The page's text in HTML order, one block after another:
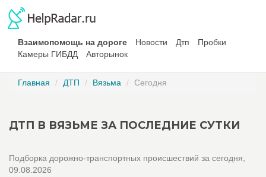
Взаимопомощь на дороге Новости Дтп
Пробки
Камеры ГИБДД
Авторынок
Главная ДТП Вязьма Сегодня
ДТП В ВЯЗЬМЕ ЗА ПОСЛЕДНИЕ СУТКИ
Подборка дорожно-транспортных происшествий за сегодня,
09.08.2026